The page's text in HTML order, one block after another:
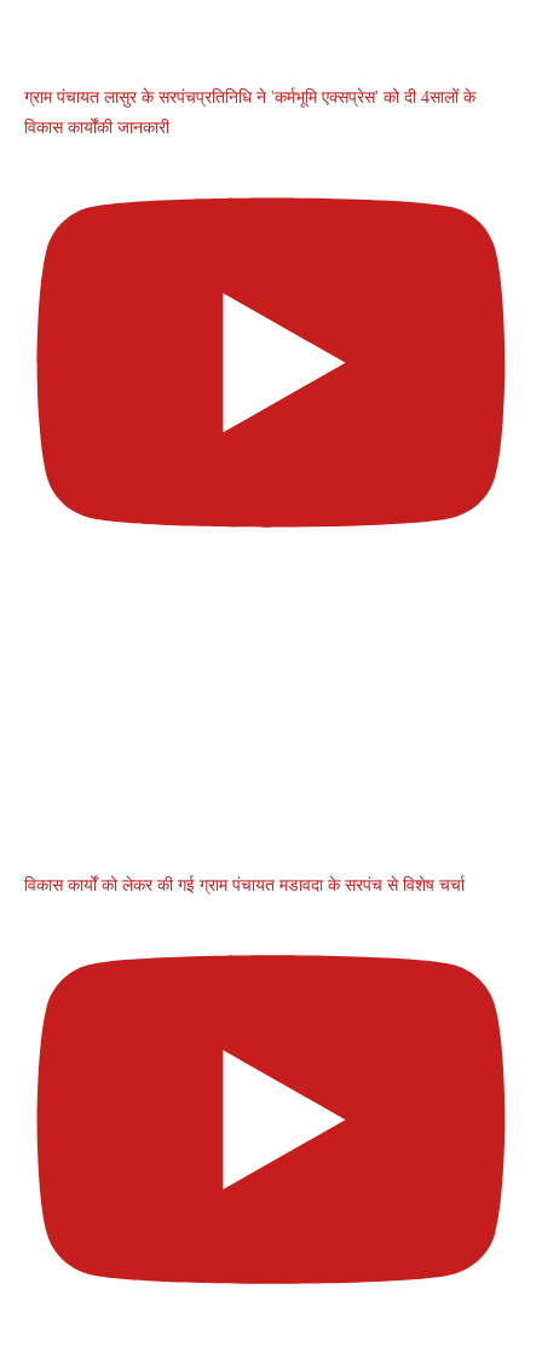
ग्राम पंचायत लासुर के सरपंचप्रतिनिधि ने 'कर्मभूमि एक्सप्रेस' को दी 4सालों के
विकास कार्योंकी जानकारी
विकास कार्यों को लेकर की गई ग्राम पंचायत मडावदा के सरपंच से विशेष चर्चा